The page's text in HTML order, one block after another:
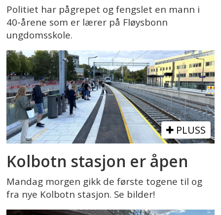
Politiet har pågrepet og fengslet en mann i
40-årene som er lærer på Fløysbonn
ungdomsskole.
PLUSS
Kolbotn stasjon er åpen
Mandag morgen gikk de første togene til og
fra nye Kolbotn stasjon. Se bilder!